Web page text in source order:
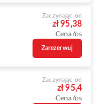
Zaczynając od
zł 95,38
Cena/os
Zarezerwuj
Zaczynając od
zł 95,4
Cena/os